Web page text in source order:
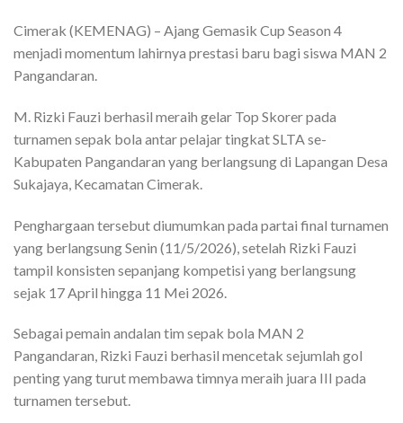
Cimerak (KEMENAG) – Ajang Gemasik Cup Season 4
menjadi momentum lahirnya prestasi baru bagi siswa MAN 2
Pangandaran.
M. Rizki Fauzi berhasil meraih gelar Top Skorer pada
turnamen sepak bola antar pelajar tingkat SLTA se-
Kabupaten Pangandaran yang berlangsung di Lapangan Desa
Sukajaya, Kecamatan Cimerak.
Penghargaan tersebut diumumkan pada partai final turnamen
yang berlangsung Senin (11/5/2026), setelah Rizki Fauzi
tampil konsisten sepanjang kompetisi yang berlangsung
sejak 17 April hingga 11 Mei 2026.
Sebagai pemain andalan tim sepak bola MAN 2
Pangandaran, Rizki Fauzi berhasil mencetak sejumlah gol
penting yang turut membawa timnya meraih juara III pada
turnamen tersebut.